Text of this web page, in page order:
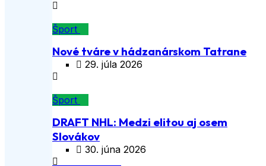
Šport
Nové tváre v hádzanárskom Tatrane
29. júla 2026
Šport
DRAFT NHL: Medzi elitou aj osem
Slovákov
30. júna 2026